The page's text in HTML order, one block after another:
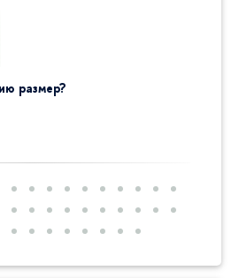
размер?